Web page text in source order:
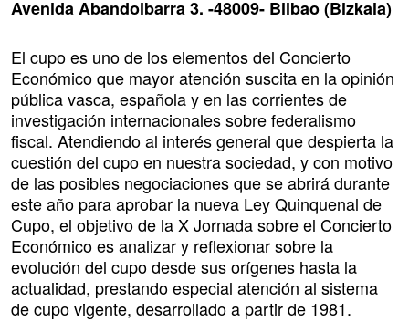
g
Avenida Abandoibarra 3. -48009- Bilbao(Bizkaia)
Descripción
El cupo es uno de los elementos del Concierto
Económico que mayor atención suscita en la opinión
pública vasca, española y en las corrientes de
investigación internacionales sobre federalismo
fiscal. Atendiendo al interés general que despierta la
cuestión del cupo en nuestra sociedad, y con motivo
de las posibles negociaciones que se abrirá durante
este año para aprobar la nueva Ley Quinquenal de
Cupo, el objetivo de la X Jornada sobre el Concierto
Económico es analizar y reflexionar sobre la
evolución del cupo desde sus orígenes hasta la
actualidad, prestando especial atención al sistema
de cupo vigente, desarrollado a partir de 1981.